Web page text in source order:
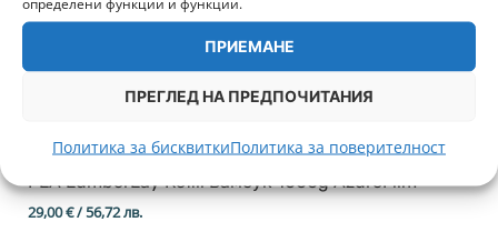
ПРИЕМАНЕ
ПРЕГЛЕД НА ПРЕДПОЧИТАНИЯ
Политика за бисквиткиПолитика за поверителност
PLA LumberLay Refill Бамбук 1000g AzureFilm
29,00€/ 56,72 лв.